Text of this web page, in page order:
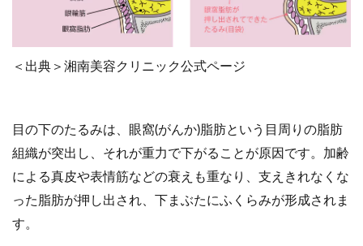
＜出典＞湘南美容クリニック公式ページ
目の下のたるみは、眼窩(がんか)脂肪という目周りの脂肪
組織が突出し、それが重力で下がることが原因です。加齢
による真皮や表情筋などの衰えも重なり、支えきれなくな
った脂肪が押し出され、下まぶたにふくらみが形成されま
す。